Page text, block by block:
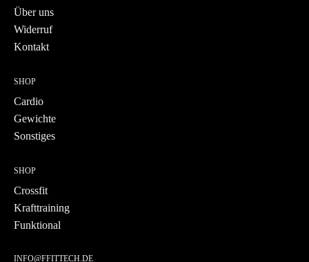
Über uns
Widerruf
Kontakt
SHOP
Cardio
Gewichte
Sonstiges
SHOP
Crossfit
Krafttraining
Funktional
INFO@FFITTECH.DE